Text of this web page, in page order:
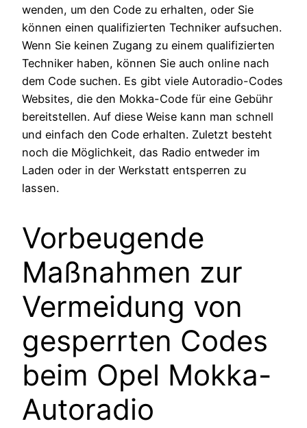
wenden, um den Code zu erhalten, oder Sie
können einen qualifizierten Techniker aufsuchen.
Wenn Sie keinen Zugang zu einem qualifizierten
Techniker haben, können Sie auch online nach
dem Code suchen. Es gibt viele Autoradio-Codes
Websites, die den Mokka-Code für eine Gebühr
bereitstellen. Auf diese Weise kann man schnell
und einfach den Code erhalten. Zuletzt besteht
noch die Möglichkeit, das Radio entweder im
Laden oder in der Werkstatt entsperren zu
lassen.
Vorbeugende
Maßnahmen zur
Vermeidung von
gesperrten Codes
beim Opel Mokka-
Autoradio